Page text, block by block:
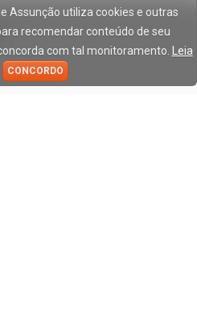
Assunção utiliza cookies e outras
recomendar conteúdo de seu
com tal monitoramento.
Leia
CONCORDO